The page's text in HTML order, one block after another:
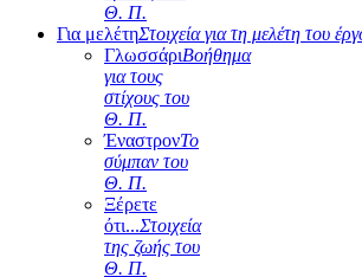
Θ. Π.
Για μελέτηΣτοιχεία για τη μελέτη του
ΓλωσσάριΒοήθημα
για τους
στίχους του
Θ. Π.
ΈναστρονΤο
σύμπαν του
Θ. Π.
Ξέρετε
ότι...Στοιχεία
της ζωής του
Θ. Π.